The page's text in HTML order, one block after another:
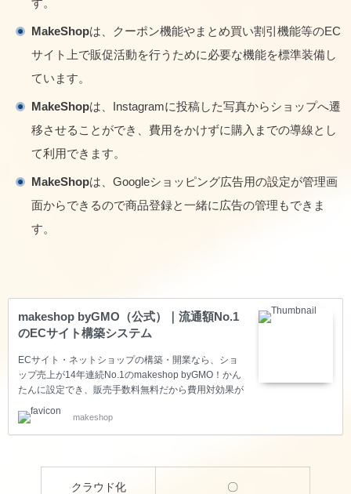
MakeShopは、クーポン機能やまとめ買い割引機能等のEC
サイト上で販促活動を行うために必要な機能を標準装備し
ています。
MakeShopは、Instagramに投稿した写真からショップへ遷
移させることができ、費用をかけずに購入までの導線とし
て利用できます。
MakeShopは、Googleショッピング広告用の設定が管理画
面からできるので商品登録と一緒に広告の管理もできま
す。
makeshop byGMO（公式）｜流通額No.1
のECサイト構築システム
ECサイト・ネットショップの構築・開業なら、ショ
ップ売上が14年連続No.1のmakeshop byGMO！かん
たんに設定でき、販売手数料無料だから費用対効果が
サポートします！makeshop
クラウド化 〇